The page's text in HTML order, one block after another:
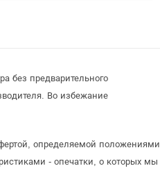
без предварительного
Во избежание
определяемой положениями
- опечатки, о которых мы